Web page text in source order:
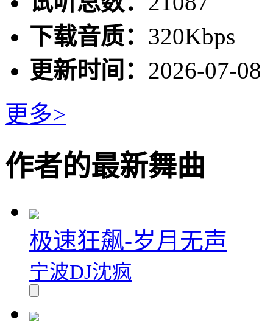
下载音质： 320Kbps
更新时间： 2026-07-08
更多>
作者的最新舞曲
极速狂飙-岁月无声
宁波DJ沈疯